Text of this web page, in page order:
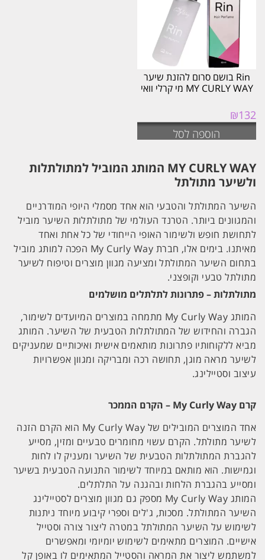
Rin בושם סרום להזנת שיער
MY CURLY WAY מי קרלי וואי
₪132
הוספה לסל
MY CURLY WAY המותג המוביל למתולתלות
ולשיער מתולתל
השיער המתולתל והטבעי הוא אחד מסמלי היופי המודרניים
והמגוונים ביותר. הטרנד העולמי של מתולתלות השיער מוביל
לתחושת חופש ולשימור האופי הייחודי של כל אחת ואחד
מאיתנו. בימים אלו, חברת My Curly Way הפכה למותג מוביל
בתחום השיער המתולתל ומציעה מגוון מוצרים וטיפוח לשיער
מתולתל טבעי וקופצני.
מתולתלות – פתרונות לתלתלים מושלמים
המותג My Curly Way מתמחה במוצרים המיועדים לשימור,
הגברה והחידוש של המתולתלות הטבעית של השיער. המותג
מביא ללקוחותיו פתרונות מותאמים אישית ואיכותיים שמעניקים
לשיער מראה מוגן, תחושה רכה ומבריקה ומגוון אפשרויות
עיצוב וסטיילינג.
קרם My Curly Way – הקרם הממכר
אחד המוצרים המובילים של My Curly Way הוא הקרם הזנה
לשיער מתולתל. הקרם עשוי מחומרים טבעיים ומזין, מסייע
להגברת המתולתלות הטבעית של השיער ומעניק לו לחות
וגמישות. הוא מותאם במיוחד לשימור התנועה הטבעית בשיער
ומסייע בהגברת הלחות ובהגנה על התלתלים.
המותג My Curly Way מספק גם מגוון מוצרים לסטיילינג
השיער המתולתל. מסכות, ג'לים וספרי קיבוע מיוחד ניתנות
לשימוש על השיער המתולתל במטרה ליצור צורה וסטייל
אישיים. המוצרים מתאימים לשימוש יומיומי ומאפשרים
למשתמש ליצור את המראה והסטייל המתאימים לו באופן קל